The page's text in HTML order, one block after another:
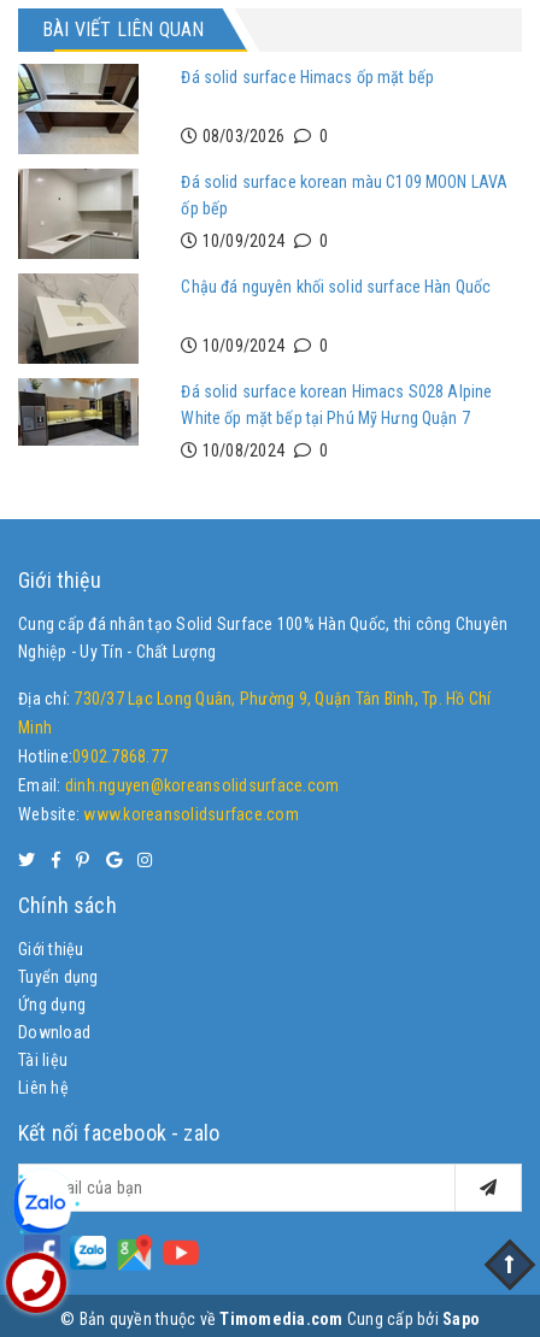
BÀI VIẾT LIÊN QUAN
Đá solid surface Himacs ốp mặt bếp
08/03/2026 0
Đá solid surface korean màu C109 MOON LAVA
ốp bếp
10/09/2024
0
Chậu đá nguyên khối solid surface Hàn Quốc
10/09/2024 0
Đá solid surface korean Himacs S028 Alpine
White ốp mặt bếp tại Phú Mỹ Hưng Quận 7
10/08/2024
0
Giới thiệu
Cung cấp đá nhân tạo Solid Surface 100% Hàn Quốc, thi công Chuyên
Nghiệp - Uy Tín - Chất Lượng
Địa chỉ: 730/37 Lạc Long Quân, Phường 9, Quận Tân Bình, Tp. Hồ Chí
Minh
Hotline:0902.7868.77
Email: dinh.nguyen@koreansolidsurface.com
Website:www.koreansolidsurface.com
Chính sách
Giới thiệu
Tuyển dụng
Ứng dụng
Download
Tài liệu
Liên hệ
Kết nối facebook - zalo
© Bản quyền thuộc vềTimomedia.com Cung cấp bởi Sapo